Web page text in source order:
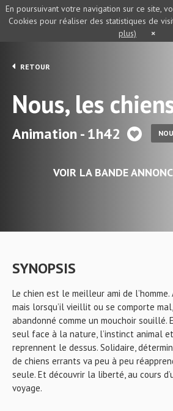
RETOUR
Nous, les
Animation - 1h42
VOIR LA BANDE
SYNOPSIS
Le chien est le meilleur ami de
mais lorsqu’il vieillit ou se comporte
abandonné comme un mouchoir souillé.
seul face à la nature, l’instinct animal
reprennent le dessus. Solidaire,
de chiens errants va peu à peu
seule. Et découvrir la liberté, au cours
voyage.
En poursuivant votre navigation sur ce site,
Cookies pour réaliser des statistiques de
plus)
×